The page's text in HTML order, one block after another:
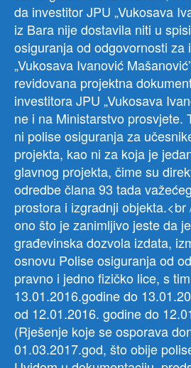
da investitor JPU „Vukosava
iz Bara nije dostavila niti u
osiguranja od odgovornosti za
„Vukosava Ivanović
revidovana projektna
investitora JPU „Vukosava
ne i na Ministarstvo prosvjete.
ni polise osiguranja za
projekta, kao ni za koja je
glavnog projekta, čime su
odredbe člana 93 tada
prostora i izgradnji
ono što je zanimljivo jeste da
građevinska dozvola izdata,
osnovu Polise osiguranja od
pravno i jedno fizičko lice, s
13.01.2016.godine do
od 12.01.2016. godine do
(Rješenje koje se osporava
01.03.2017.god, što obije